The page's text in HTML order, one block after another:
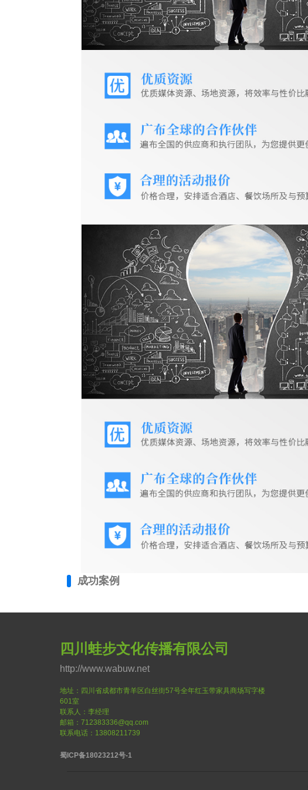
成功案例
四川蛙步文化传播有限公司
http://www.wabuw.net
地址：四川省成都市青羊区白丝街57号全年红玉带家具商场写字楼
601室
联系人：李经理
邮箱：712383336@qq.com
联系电话：13808211739
蜀ICP备18023212号-1